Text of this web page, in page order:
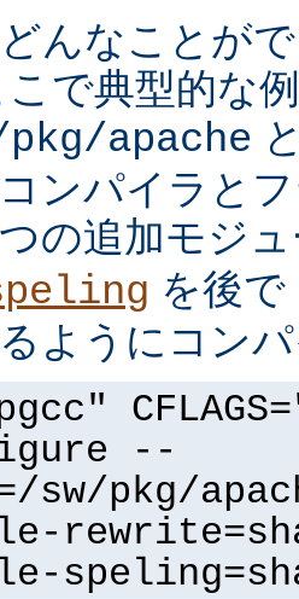
んなことが
こで典型的な
apache
ンパイラと
の追加モジ
を後
ようにコン
--
sw/pkg/